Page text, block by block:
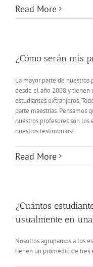
Read More
¿Cómo serán mis
La mayor parte de nuestros
desde el año 2008 y tienen
estudiantes extranjeros.
parte maestrías. Pensamos
nuestros profesores son los
nuestros testimonios!
Read More
¿Cuántos
usualmente en
Nosotros agrupamos a los
tienen un promedio de tres